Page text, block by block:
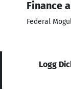
Finance
Federal
Logg